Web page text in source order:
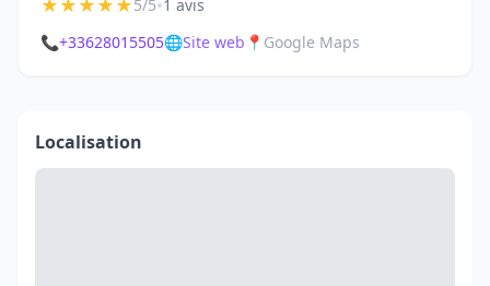
★★★★★5/5•1 avis
📞+33628015505🌐Site web 📍 Google Maps
Localisation